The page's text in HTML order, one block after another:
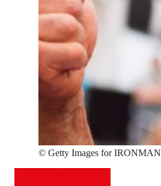
© Getty Images for IRONMAN